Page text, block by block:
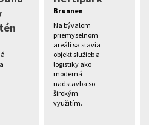
Brunnen
Na bývalom
priemyselnom
areáli sa stavia
objekt služieb a
logistiky ako
moderná
nadstavba so
širokým
využitím.